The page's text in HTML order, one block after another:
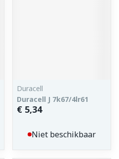
Duracell
Duracell J 7k67/4lr61
€ 5,34
Niet beschikbaar